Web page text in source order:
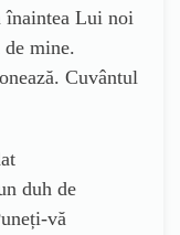
înaintea Lui noi
mine.
Cuvântul
duh de
vă